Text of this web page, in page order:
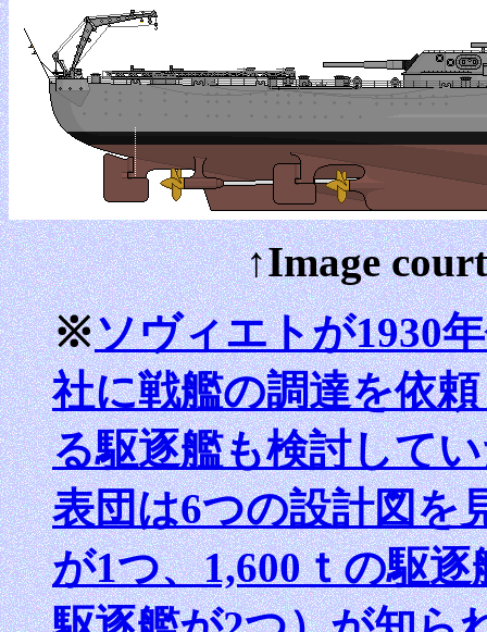
↑Image
※ソヴィエトが1930
社に戦艦の調達を依
る駆逐艦も検討して
表団は6つの設計図を
が1つ、1,600ｔの駆